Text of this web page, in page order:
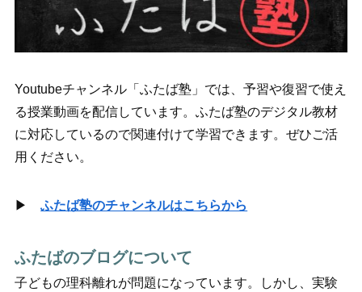
Youtubeチャンネル「ふたば塾」では、予習や復習で使え
る授業動画を配信しています。ふたば塾のデジタル教材
に対応しているので関連付けて学習できます。ぜひご活
用ください。
▶ふたば塾のチャンネルはこちらから
ふたばのブログについて
子どもの理科離れが問題になっています。しかし、実験